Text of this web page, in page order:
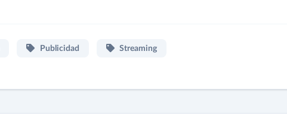
Publicidad Streaming